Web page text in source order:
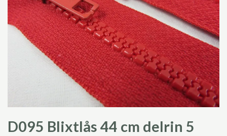
D095 Blixtlås 44 cm delrin 5